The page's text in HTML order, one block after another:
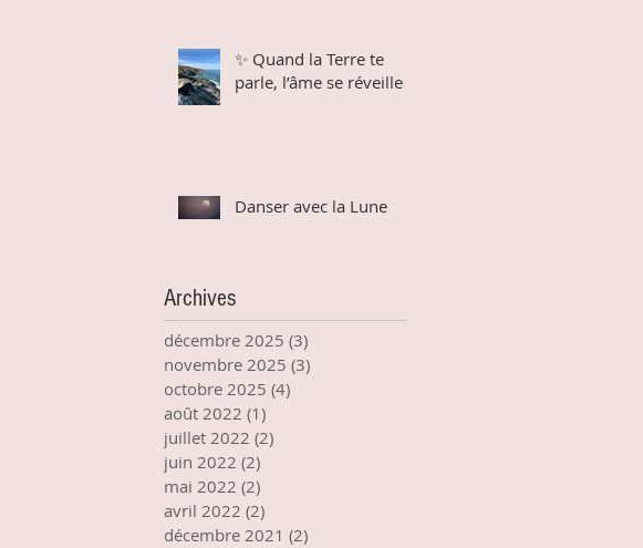
✨ Quand la Terre te
parle, l’âme se réveille
Danser avec la Lune
Archives
décembre 2025 (3)
novembre 2025 (3)
octobre 2025 (4)
août 2022 (1)
juillet 2022 (2)
juin 2022 (2)
mai 2022 (2)
avril 2022 (2)
décembre 2021 (2)